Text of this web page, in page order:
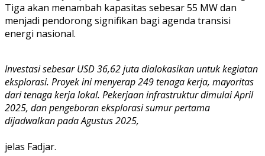
Tiga akan menambah kapasitas sebesar 55 MW dan
menjadi pendorong signifikan bagi agenda transisi
energi nasional.
Investasi sebesar USD 36,62 juta dialokasikan untuk kegiatan
eksplorasi. Proyek ini menyerap 249 tenaga kerja, mayoritas
dari tenaga kerja lokal. Pekerjaan infrastruktur dimulai April
2025, dan pengeboran eksplorasi sumur pertama
dijadwalkan pada Agustus 2025,
jelas Fadjar.